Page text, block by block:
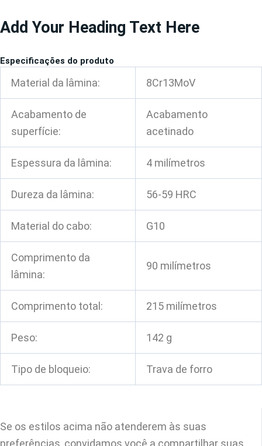
para
conteúdo
Add Your Heading Text Here
Especificações do produto
Material da lâmina: 8Cr13MoV
Acabamento de
superfície:
Acabamento
acetinado
Espessura da lâmina: 4 milímetros
Dureza da lâmina: 56-59 HRC
Material do cabo: G10
Comprimento da
lâmina:
90 milímetros
Comprimento total: 215 milímetros
Peso: 142 g
Tipo de bloqueio: Trava de forro
Se os estilos acima não atenderem às suas
preferências, convidamos você a compartilhar suas